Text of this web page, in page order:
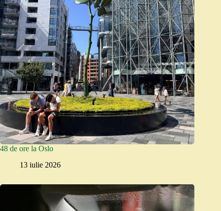
48 de ore la Oslo
13 iulie 2026